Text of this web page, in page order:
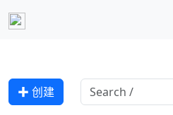
✚ 创建